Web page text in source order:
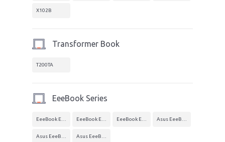
X102B
Transformer Book
T200TA
EeeBook Series